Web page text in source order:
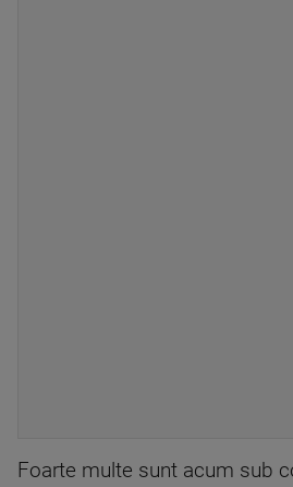
Foarte multe sunt acum sub